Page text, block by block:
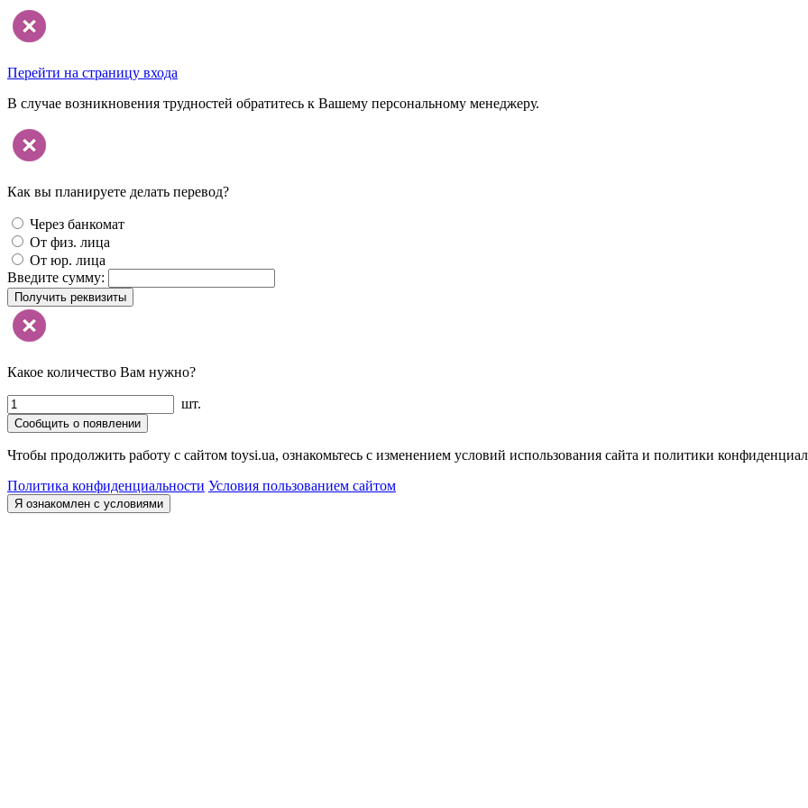
Перейти на страницу входа
В случае возникновения трудностей обратитесь к Вашему персональному менеджеру.
Как вы планируете делать перевод?
Через банкомат
От физ. лица
От юр. лица
Введите сумму:
Получить реквизиты
Какое количество Вам нужно?
шт.
Сообщить о появлении
Чтобы продолжить работу с сайтом toysi.ua, ознакомьтесь с изменением условий использования сайта и политики
Политика конфиденциальности Условия пользованием сайтом
Я ознакомлен с условиями